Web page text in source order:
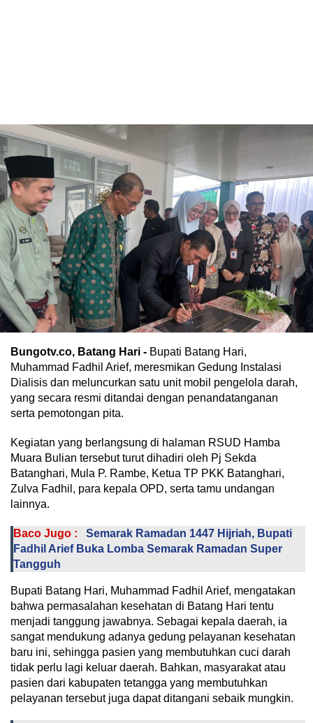
Bungotv.co, Batang Hari - Bupati Batang Hari,
Muhammad Fadhil Arief, meresmikan Gedung Instalasi
Dialisis dan meluncurkan satu unit mobil pengelola darah,
yang secara resmi ditandai dengan penandatanganan
serta pemotongan pita.
Kegiatan yang berlangsung di halaman RSUD Hamba
Muara Bulian tersebut turut dihadiri oleh Pj Sekda
Batanghari, Mula P. Rambe, Ketua TP PKK Batanghari,
Zulva Fadhil, para kepala OPD, serta tamu undangan
lainnya.
Baco Jugo :
Semarak Ramadan 1447 Hijriah, Bupati
Fadhil Arief Buka Lomba Semarak Ramadan Super
Tangguh
Bupati Batang Hari, Muhammad Fadhil Arief, mengatakan
bahwa permasalahan kesehatan di Batang Hari tentu
menjadi tanggung jawabnya. Sebagai kepala daerah, ia
sangat mendukung adanya gedung pelayanan kesehatan
baru ini, sehingga pasien yang membutuhkan cuci darah
tidak perlu lagi keluar daerah. Bahkan, masyarakat atau
pasien dari kabupaten tetangga yang membutuhkan
pelayanan tersebut juga dapat ditangani sebaik mungkin.